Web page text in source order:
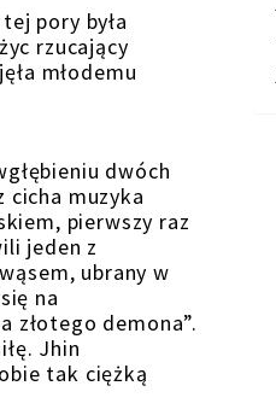
pory była
rzucający
młodemu
dwóch
muzyka
pierwszy raz
jeden z
ubrany w
na
złotego demona”.
Jhin
tak ciężką